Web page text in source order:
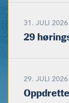
31. JULI 2026
29
29. JULI 2026